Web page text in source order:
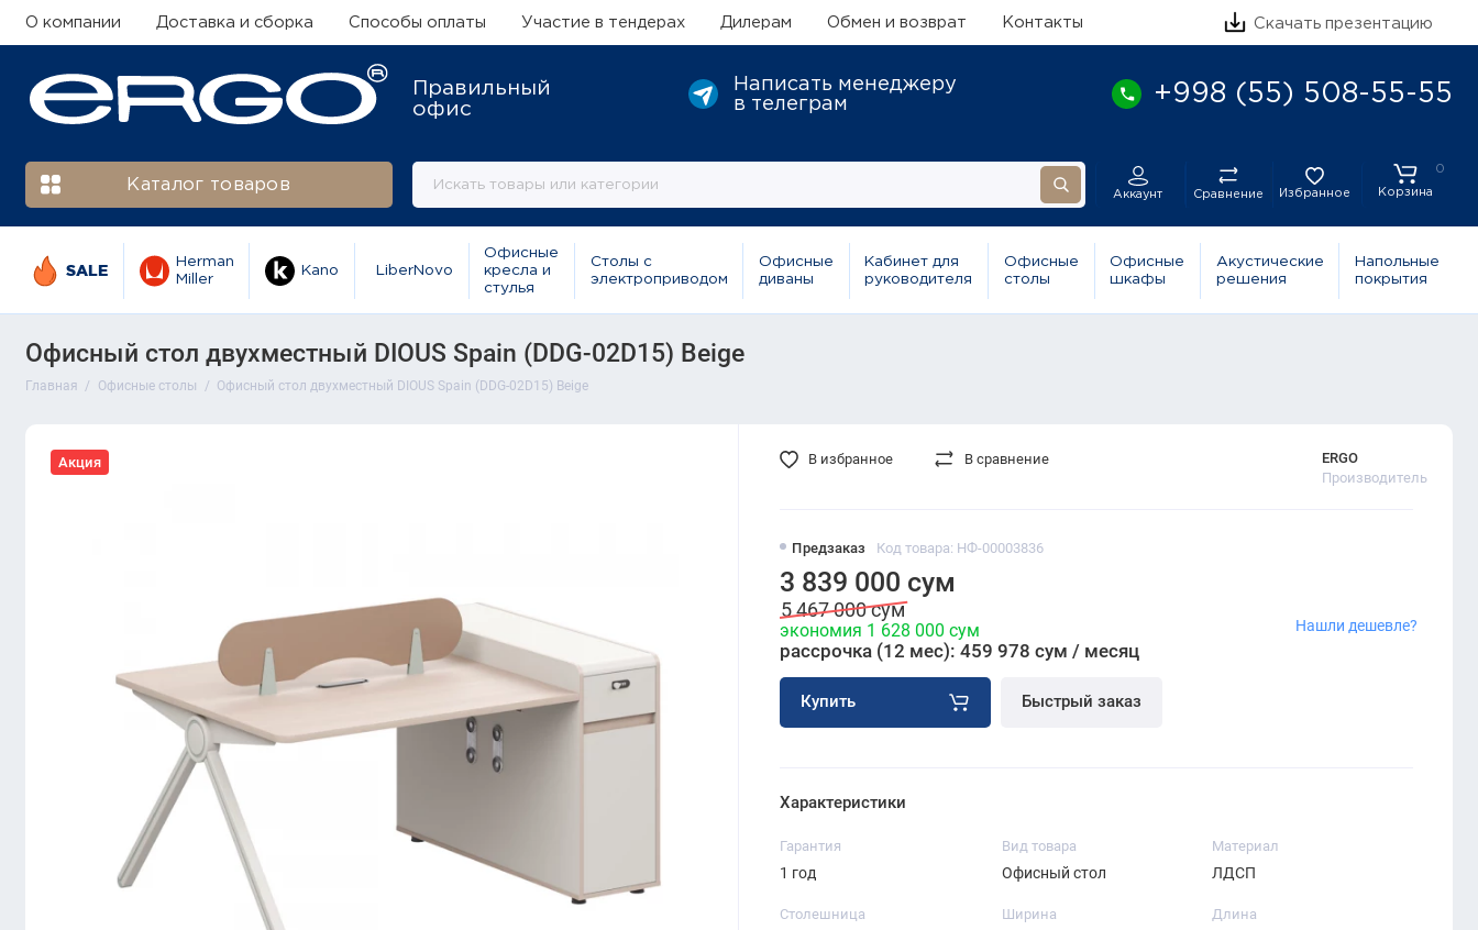
О компании Доставка и сборка Способы оплаты Участие в тендерах Дилерам Обмен и возврат Контакты Скачать презентацию
Правильный
офис
Написать менеджеру
в телеграм
+998 (55) 508-55-55
Каталог товаров
Аккаунт Сравнение Избранное
0
Корзина
SALE
Herman
Miller
Kano LiberNovo
Офисные
кресла и
стулья
Столы с
электроприводом
Офисные
диваны
Кабинет для
руководителя
Офисные
столы
Офисные
шкафы
Акустические
решения
Напольные
покрытия
Офисный стол двухместный DIOUS Spain (DDG-02D15) Beige
Главная Офисные столы Офисный стол двухместный DIOUS Spain (DDG-02D15) Beige
Акция
Предзаказ Код товара: НФ-00003836
ERGO
Производитель
3 839 000 сум
5 467 000 сум
экономия 1 628 000 сум
рассрочка (12 мес): 459 978 сум / месяц
Купить Быстрый заказ
Нашли дешевле?
В избранное В сравнение
Характеристики
Гарантия
1 год
Вид товара
Офисный стол
Материал
ЛДСП
Столешница Ширина Длина